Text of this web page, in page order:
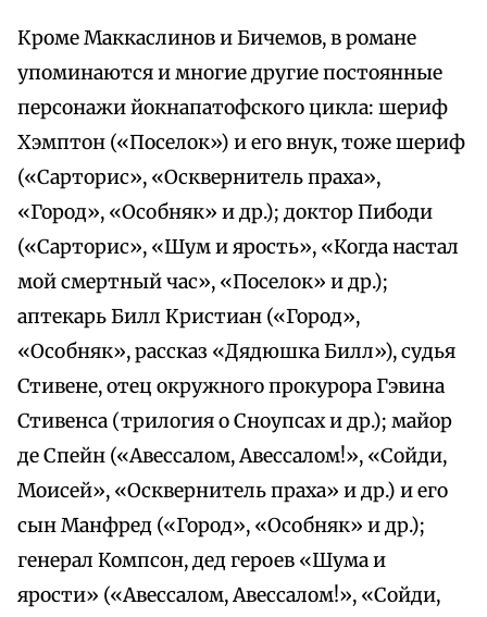
Кроме Маккаслинов и Бичемов, в романе
упоминаются и многие другие постоянные
персонажи йокнапатофского цикла: шериф
Хэмптон («Поселок») и его внук, тоже шериф
(«Сарторис», «Осквернитель праха»,
«Город», «Особняк» и др.); доктор Пибоди
(«Сарторис», «Шум и ярость», «Когда настал
мой смертный час», «Поселок» и др.);
аптекарь Билл Кристиан («Город»,
«Особняк», рассказ «Дядюшка Билл»), судья
Стивене, отец окружного прокурора Гэвина
Стивенса (трилогия о Сноупсах и др.); майор
де Спейн («Авессалом, Авессалом!», «Сойди,
Моисей», «Осквернитель праха» и др.) и его
сын Манфред («Город», «Особняк» и др.);
генерал Компсон, дед героев «Шума и
ярости» («Авессалом, Авессалом!», «Сойди,